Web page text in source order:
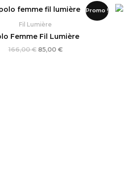
Promo !
Fil Lumière
Femme Fil Lumière
166,00€
Le
initial
166,00 €.
85,00 €
Le
85,00 €.